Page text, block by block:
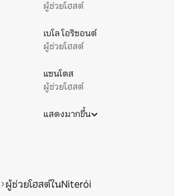
ผู้ช่วยโฮสต์
เบโล โอริซอนต์
ผู้ช่วยโฮสต์
แซนโตส
ผู้ช่วยโฮสต์
แสดงมากขึ้น
ผู้ช่วยโฮสต์ในNiterói